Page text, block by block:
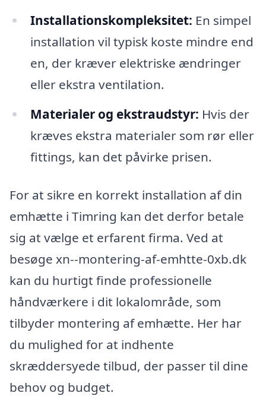
Installationskompleksitet: En simpel
installation vil typisk koste mindre end
en, der kræver elektriske ændringer
eller ekstra ventilation.
Materialer og ekstraudstyr: Hvis der
kræves ekstra materialer som rør eller
fittings, kan det påvirke prisen.
For at sikre en korrekt installation af din
emhætte i Timring kan det derfor betale
sig at vælge et erfarent firma. Ved at
besøge xn--montering-af-emhtte-0xb.dk
kan du hurtigt finde professionelle
håndværkere i dit lokalområde, som
tilbyder montering af emhætte. Her har
du mulighed for at indhente
skræddersyede tilbud, der passer til dine
behov og budget.